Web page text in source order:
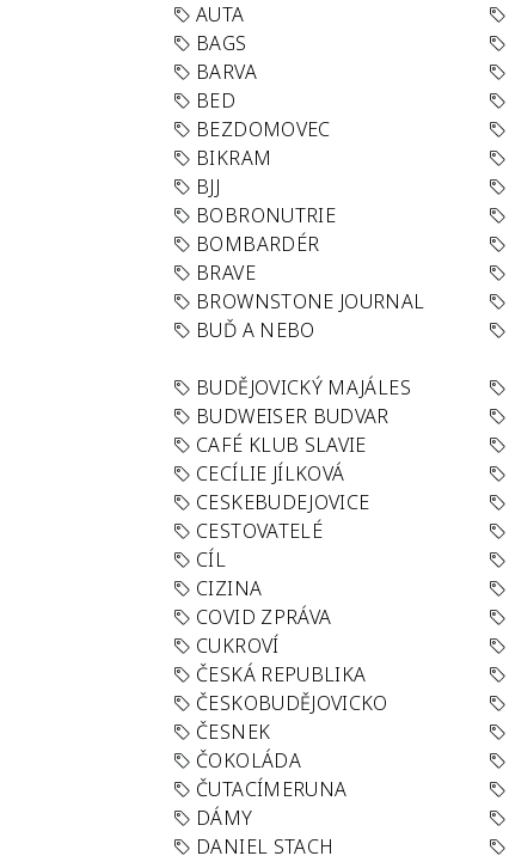
AUTA
BAGS
BARVA
BED
BEZDOMOVEC
BIKRAM
BJJ
BOBRONUTRIE
BOMBARDÉR
BRAVE
BROWNSTONE JOURNAL
BUĎ A NEBO
BUDĚJOVICKÝ MAJÁLES
BUDWEISER BUDVAR
CAFÉ KLUB SLAVIE
CECÍLIE JÍLKOVÁ
CESKEBUDEJOVICE
CESTOVATELÉ
CÍL
CIZINA
COVID ZPRÁVA
CUKROVÍ
ČESKÁ REPUBLIKA
ČESKOBUDĚJOVICKO
ČESNEK
ČOKOLÁDA
ČUTACÍMERUNA
DÁMY
DANIEL STACH